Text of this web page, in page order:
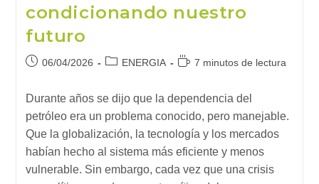
condicionando nuestro
futuro
Publicación
entrada:
06/04/2026
Categoría
entrada:
ENERGIA
Tiempo7 minutos de lectura
Durante años se dijo que la dependencia del
petróleo era un problema conocido, pero manejable.
Que la globalización, la tecnología y los mercados
habían hecho al sistema más eficiente y menos
vulnerable. Sin embargo, cada vez que una crisis